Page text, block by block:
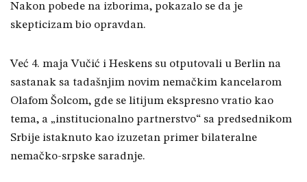
Nakon pobede na izborima, pokazalo se da je
skepticizam bio opravdan.
Već 4. maja Vučić i Heskens su otputovali u Berlin na
sastanak sa tadašnjim novim nemačkim kancelarom
Olafom Šolcom, gde se litijum ekspresno vratio kao
tema, a „institucionalno partnerstvo“ sa predsednikom
Srbije istaknuto kao izuzetan primer bilateralne
nemačko-srpske saradnje.